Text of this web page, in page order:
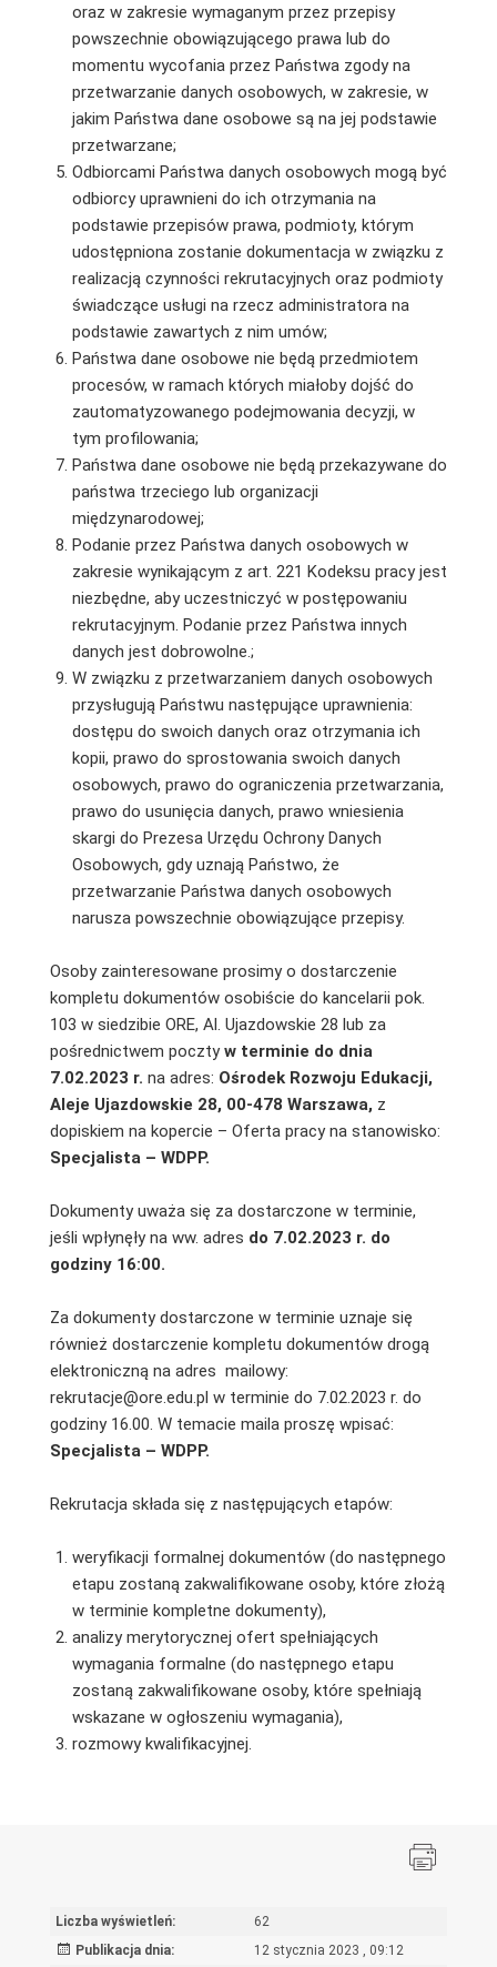
oraz w zakresie wymaganym przez przepisy
powszechnie obowiązującego prawa lub do
momentu wycofania przez Państwa zgody na
przetwarzanie danych osobowych, w zakresie, w
jakim Państwa dane osobowe są na jej podstawie
przetwarzane;
Odbiorcami Państwa danych osobowych mogą być
odbiorcy uprawnieni do ich otrzymania na
podstawie przepisów prawa, podmioty, którym
udostępniona zostanie dokumentacja w związku z
realizacją czynności rekrutacyjnych oraz podmioty
świadczące usługi na rzecz administratora na
podstawie zawartych z nim umów;
Państwa dane osobowe nie będą przedmiotem
procesów, w ramach których miałoby dojść do
zautomatyzowanego podejmowania decyzji, w
tym profilowania;
Państwa dane osobowe nie będą przekazywane do
państwa trzeciego lub organizacji
międzynarodowej;
Podanie przez Państwa danych osobowych w
zakresie wynikającym z art. 221 Kodeksu pracy jest
niezbędne, aby uczestniczyć w postępowaniu
rekrutacyjnym. Podanie przez Państwa innych
danych jest dobrowolne.;
W związku z przetwarzaniem danych osobowych
przysługują Państwu następujące uprawnienia:
dostępu do swoich danych oraz otrzymania ich
kopii, prawo do sprostowania swoich danych
osobowych, prawo do ograniczenia przetwarzania,
prawo do usunięcia danych, prawo wniesienia
skargi do Prezesa Urzędu Ochrony Danych
Osobowych, gdy uznają Państwo, że
przetwarzanie Państwa danych osobowych
narusza powszechnie obowiązujące przepisy.
Osoby zainteresowane prosimy o dostarczenie
kompletu dokumentów osobiście do kancelarii pok.
103 w siedzibie ORE, Al. Ujazdowskie 28 lub za
pośrednictwem pocztyw terminie do dnia
7.02.2023 r. na adres: Ośrodek Rozwoju Edukacji,
Aleje Ujazdowskie 28, 00-478 Warszawa, z
dopiskiem na kopercie – Oferta pracy na stanowisko:
Specjalista – WDPP.
Dokumenty uważa się za dostarczone w terminie,
jeśli wpłynęły na ww. adres do 7.02.2023 r. do
godziny 16:00.
Za dokumenty dostarczone w terminie uznaje się
również dostarczenie kompletu dokumentów drogą
elektroniczną na adres mailowy:
rekrutacje@ore.edu.pl w terminie do 7.02.2023 r. do
godziny 16.00. W temacie maila proszę wpisać:
Specjalista – WDPP.
Rekrutacja składa się z następujących etapów:
weryfikacji formalnej dokumentów (do następnego
etapu zostaną zakwalifikowane osoby, które złożą
w terminie kompletne dokumenty),
analizy merytorycznej ofert spełniających
wymagania formalne (do następnego etapu
zostaną zakwalifikowane osoby, które spełniają
wskazane w ogłoszeniu wymagania),
rozmowy kwalifikacyjnej.
Liczba wyświetleń:
62
Publikacja dnia:
12 stycznia 2023 , 09:12